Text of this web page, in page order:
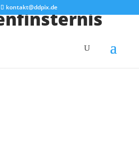
kontakt@ddpix.de
eigene kleine Sonnenfinsternis. 😀 Die
Sekunden vollständig von der